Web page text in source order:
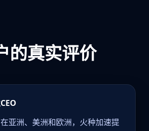
的真实评价
亚洲、美洲和欧洲，火种加速提